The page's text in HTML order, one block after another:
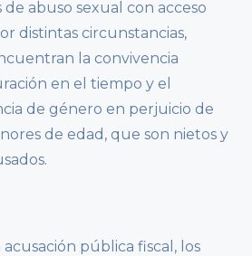
abuso sexual con acceso
distintas circunstancias,
la convivencia
en el tiempo y el
de género en perjuicio de
de edad, que son nietos y
pública fiscal, los